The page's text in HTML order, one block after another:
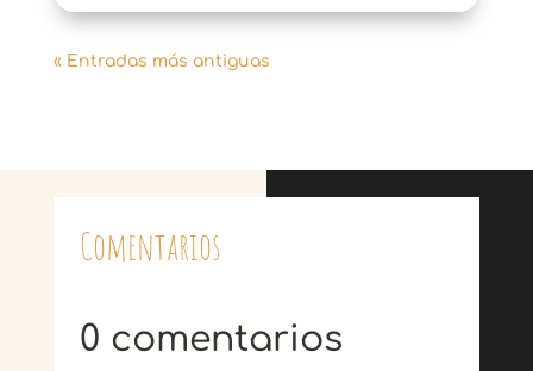
« Entradas más antiguas
Comentarios
0 comentarios